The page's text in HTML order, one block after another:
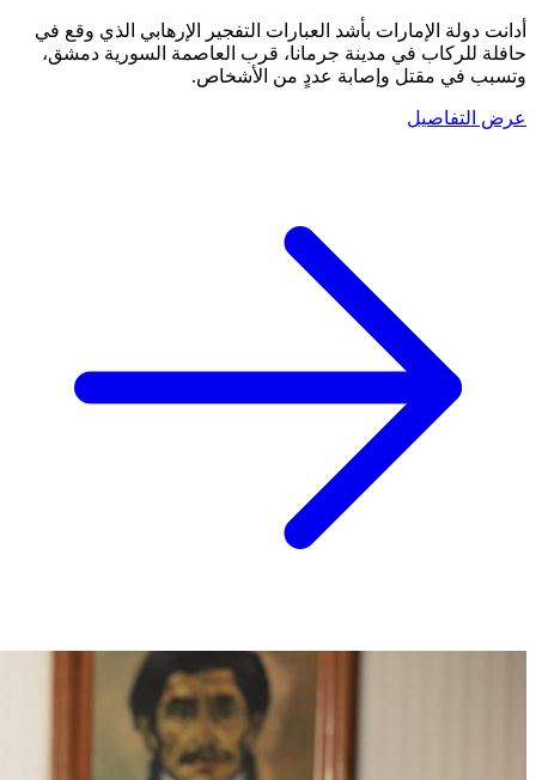
أدانت دولة الإمارات بأشد العبارات التفجير الإرهابي الذي وقع في
حافلة للركاب في مدينة جرمانا، قرب العاصمة السورية دمشق،
وتسبب في مقتل وإصابة عددٍ من الأشخاص.
عرض التفاصيل